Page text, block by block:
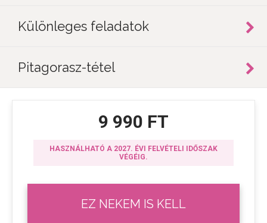
Különleges feladatok
Pitagorasz-tétel
9 990 FT
HASZNÁLHATÓ A 2027. ÉVI FELVÉTELI IDŐSZAK
VÉGÉIG.
EZ NEKEM IS KELL